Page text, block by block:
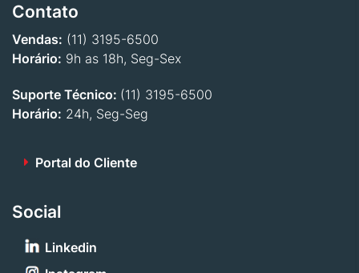
Contato
Vendas: (11) 3195-6500
Horário: 9h as 18h, Seg-Sex
Suporte Técnico: (11) 3195-6500
Horário: 24h, Seg-Seg
Portal do Cliente
Social
Linkedin